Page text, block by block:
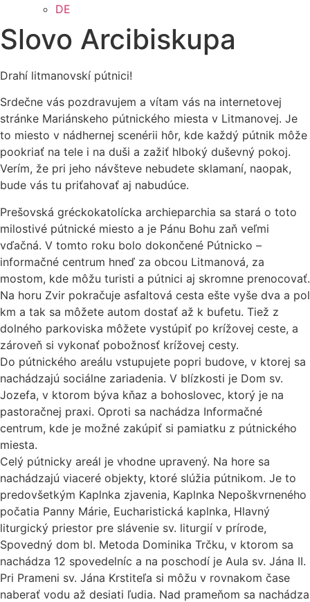
DE
Slovo Arcibiskupa
Drahí litmanovskí pútnici!
Srdečne vás pozdravujem a vítam vás na internetovej
stránke Mariánskeho pútnického miesta v Litmanovej. Je
to miesto v nádhernej scenérii hôr, kde každý pútnik môže
pookriať na tele i na duši a zažiť hlboký duševný pokoj.
Verím, že pri jeho návšteve nebudete sklamaní, naopak,
bude vás tu priťahovať aj nabudúce.
Prešovská gréckokatolícka archieparchia sa stará o toto
milostivé pútnické miesto a je Pánu Bohu zaň veľmi
vďačná. V tomto roku bolo dokončené Pútnicko –
informačné centrum hneď za obcou Litmanová, za
mostom, kde môžu turisti a pútnici aj skromne prenocovať.
Na horu Zvir pokračuje asfaltová cesta ešte vyše dva a pol
km a tak sa môžete autom dostať až k bufetu. Tiež z
dolného parkoviska môžete vystúpiť po krížovej ceste, a
zároveň si vykonať pobožnosť krížovej cesty.
Do pútnického areálu vstupujete popri budove, v ktorej sa
nachádzajú sociálne zariadenia. V blízkosti je Dom sv.
Jozefa, v ktorom býva kňaz a bohoslovec, ktorý je na
pastoračnej praxi. Oproti sa nachádza Informačné
centrum, kde je možné zakúpiť si pamiatku z pútnického
miesta.
Celý pútnicky areál je vhodne upravený. Na hore sa
nachádzajú viaceré objekty, ktoré slúžia pútnikom. Je to
predovšetkým Kaplnka zjavenia, Kaplnka Nepoškvrneného
počatia Panny Márie, Eucharistická kaplnka, Hlavný
liturgický priestor pre slávenie sv. liturgií v prírode,
Spovedný dom bl. Metoda Dominika Trčku, v ktorom sa
nachádza 12 spovedelníc a na poschodí je Aula sv. Jána II.
Pri Prameni sv. Jána Krstiteľa si môžu v rovnakom čase
naberať vodu až desiati ľudia. Nad prameňom sa nachádza